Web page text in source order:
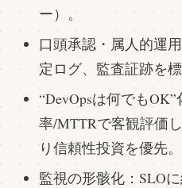
ー）。
口頭承認・属人的運
定ログ、監査証跡を標
“DevOpsは何でも
率/MTTRで客観評価
り信頼性投資を優先。
監視の形骸化：SLO